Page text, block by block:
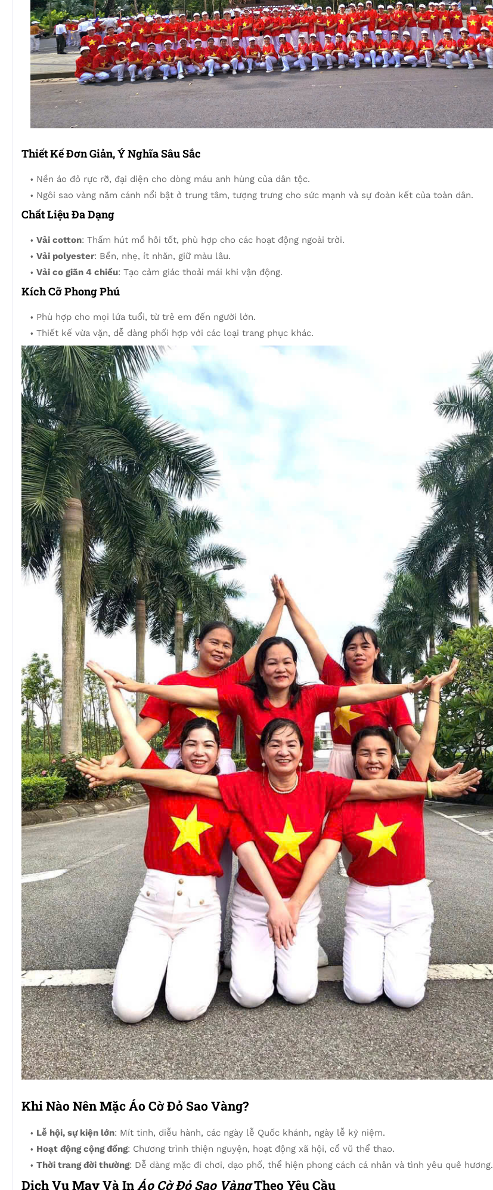
Thiết Kế Đơn Giản, Ý Nghĩa Sâu Sắc
Nền áo đỏ rực rỡ, đại diện cho dòng máu anh hùng của dân tộc.
Ngôi sao vàng năm cánh nổi bật ở trung tâm, tượng trưng cho sức mạnh và sự đoàn kết của toàn dân.
Chất Liệu Đa Dạng
Vải cotton: Thấm hút mồ hôi tốt, phù hợp cho các hoạt động ngoài trời.
Vải polyester: Bền, nhẹ, ít nhăn, giữ màu lâu.
Vải co giãn 4 chiều: Tạo cảm giác thoải mái khi vận động.
Kích Cỡ Phong Phú
Phù hợp cho mọi lứa tuổi, từ trẻ em đến người lớn.
Thiết kế vừa vặn, dễ dàng phối hợp với các loại trang phục khác.
Khi Nào Nên Mặc Áo Cờ Đỏ Sao Vàng?
Lễ hội, sự kiện lớn: Mít tinh, diễu hành, các ngày lễ Quốc khánh, ngày lễ kỷ niệm.
Hoạt động cộng đồng: Chương trình thiện nguyện, hoạt động xã hội, cổ vũ thể thao.
Thời trang đời thường: Dễ dàng mặc đi chơi, dạo phố, thể hiện phong cách cá nhân và tình yêu quê hương.
Dịch Vụ May Và InÁo Cờ Đỏ Sao VàngTheo Yêu Cầu